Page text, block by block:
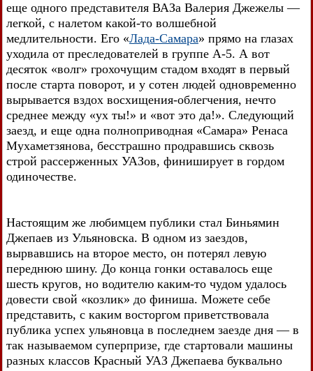
еще одного представителя ВАЗа Валерия Джежелы —
легкой, с налетом какой-то волшебной
медлительности. Его «Лада-Самара» прямо на глазах
уходила от преследователей в группе А-5. А вот
десяток «волг» грохочущим стадом входят в первый
после старта поворот, и у сотен людей одновременно
вырывается вздох восхищения-облегчения, нечто
среднее между «ух ты!» и «вот это да!». Следующий
заезд, и еще одна полноприводная «Самара» Ренаса
Мухаметзянова, бесстрашно продравшись сквозь
строй рассерженных УАЗов, финиширует в гордом
одиночестве.
Настоящим же любимцем публики стал Биньямин
Джепаев из Ульяновска. В одном из заездов,
вырвавшись на второе место, он потерял левую
переднюю шину. До конца гонки оставалось еще
шесть кругов, но водителю каким-то чудом удалось
довести свой «козлик» до финиша. Можете себе
представить, с каким восторгом приветствовала
публика успех ульяновца в последнем заезде дня — в
так называемом суперпризе, где стартовали машины
разных классов Красный УАЗ Джепаева буквально